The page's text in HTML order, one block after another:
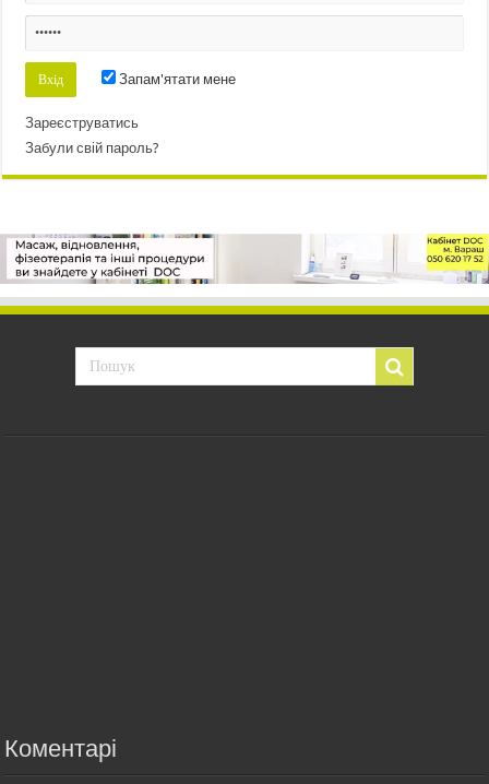
Запам'ятати мене
Зареєструватись
Забули свій пароль?
Коментарі